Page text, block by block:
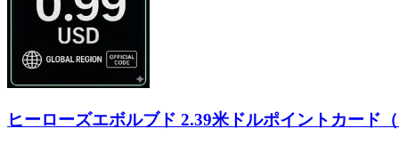
ヒーローズエボルブド 2.39米ドルポイントカード（